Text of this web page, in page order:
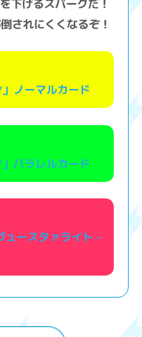
下げるスパークだ！
されにくくなるぞ！
ノーマルカード
パラレルカード
ースタァライト -